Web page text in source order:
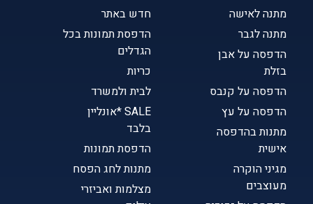
מתנה לאישה
מתנה לגבר
הדפסה על אבן
בזלת
הדפסה על קנבס
הדפסה על עץ
מתנות בהדפסה
אישית
מגיני הוקרה
מעוצבים
חדש באתר
הדפסת תמונות בכל
הגדלים
כריות
לבית ולמשרד
SALE *אונליין
בלבד
הדפסת תמונות
מתנות לחג הפסח
מצלמות ואביזרי